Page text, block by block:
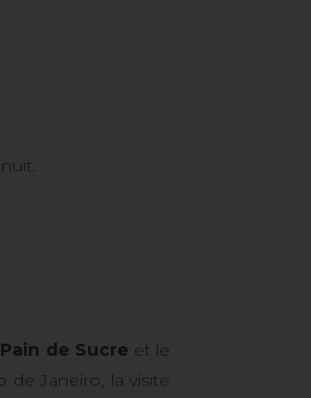
Pain de Sucre et le
de Janeiro, la visite